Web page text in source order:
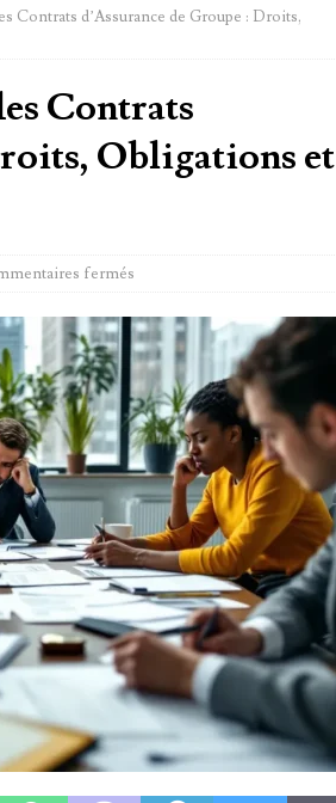
Contrats d’Assurance de Groupe : Droits,
Contrats
Obligations et
fermés